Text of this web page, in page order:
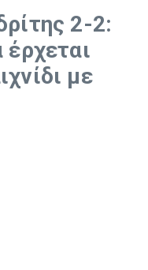
2-2:
με